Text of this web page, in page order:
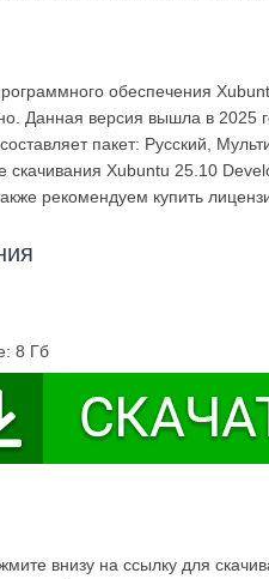
обеспечения
Данная версия вышла в 2025
пакет: Русский,
скачивания Xubuntu 25.10
рекомендуем купить
8 Гб
внизу на ссылку для